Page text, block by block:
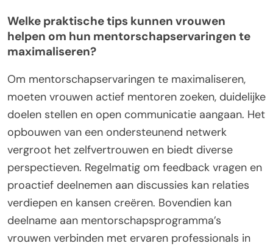
Welke praktische tips kunnen vrouwen
helpen om hun mentorschapservaringen te
maximaliseren?
Om mentorschapservaringen te maximaliseren,
moeten vrouwen actief mentoren zoeken, duidelijke
doelen stellen en open communicatie aangaan. Het
opbouwen van een ondersteunend netwerk
vergroot het zelfvertrouwen en biedt diverse
perspectieven. Regelmatig om feedback vragen en
proactief deelnemen aan discussies kan relaties
verdiepen en kansen creëren. Bovendien kan
deelname aan mentorschapsprogramma’s
vrouwen verbinden met ervaren professionals in